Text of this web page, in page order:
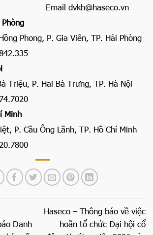
dvkh@haseco.vn
Phong, P. Gia Viên, TP. Hải Phòng
Triệu, P. Hai Bà Trưng, TP. Hà Nội
Minh
P. Cầu Ông Lãnh, TP. Hồ Chí Minh
Danh
Haseco – Thông báo về việc
hoãn tổ chức Đại hội cổ